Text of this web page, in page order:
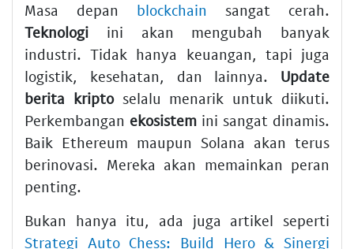
Masa depan blockchain sangat cerah.
Teknologi ini akan mengubah banyak
industri. Tidak hanya keuangan, tapi juga
logistik, kesehatan, dan lainnya. Update
berita kriptoselalu menarik untuk diikuti.
Perkembangan ekosistem ini sangat dinamis.
Baik Ethereum maupun Solana akan terus
berinovasi. Mereka akan memainkan peran
penting.
Bukan hanya itu, ada juga artikel seperti
Strategi Auto Chess: Build Hero & Sinergi